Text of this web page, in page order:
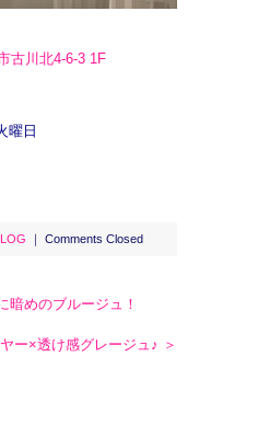
古川北4-6-3 1F
曜日
Comments Closed
暗めのブルージュ！
ー×透け感グレージュ♪ ＞